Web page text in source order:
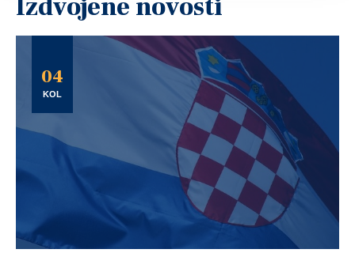
Izdvojene novosti
04
KOL